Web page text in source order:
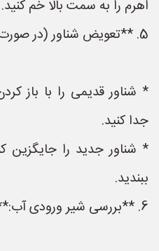
اهرم را به سمت بالا خم کنید.
5. **تعویض شناور (در صورت نیاز):**
* شناور قدیمی را با باز
جدا کنید.
* شناور جدید را جایگزین
ببندید.
6. **بررسی شیر ورودی آب:**